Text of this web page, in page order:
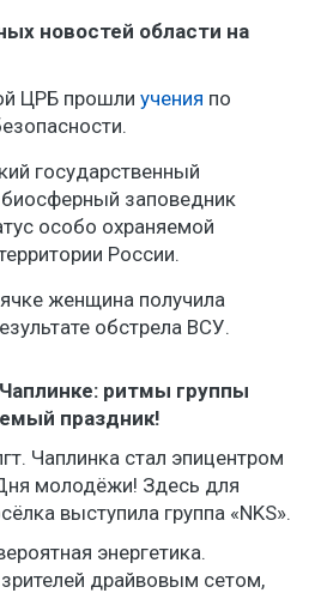
новостей области на
ЦРБ прошли учения по
государственный
заповедник
особо охраняемой
России.
женщина получила
обстрела ВСУ.
ритмы группы
праздник!
Чаплинка стал эпицентром
молодёжи! Здесь для
выступила группа «NKS».
энергетика.
драйвовым сетом,